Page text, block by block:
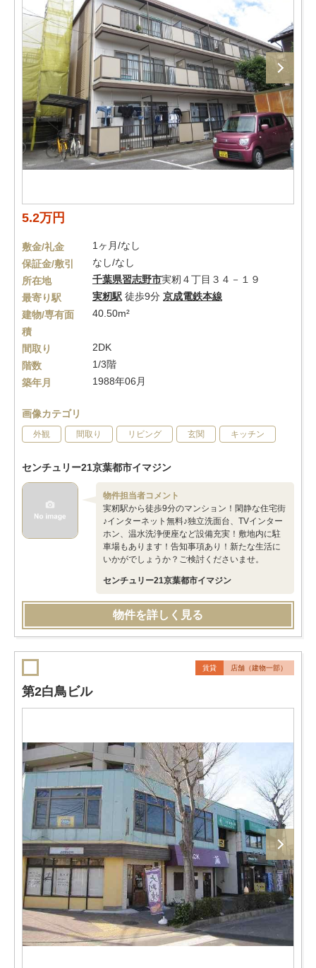
5.2万円
敷金/礼金
1ヶ月/なし
保証金/敷引
なし/なし
所在地
千葉県習志野市実籾４丁目３４－１９
最寄り駅
実籾駅 徒歩9分 京成電鉄本線
建物/専有面
積
40.50m²
間取り
2DK
階数
1/3階
築年月
1988年06月
画像カテゴリ
外観 間取り リビング 玄関 キッチン
センチュリー21京葉都市イマジン
物件担当者コメント
実籾駅から徒歩9分のマンション！閑静な住宅街
♪インターネット無料♪独立洗面台、TVインター
ホン、温水洗浄便座など設備充実！敷地内に駐
車場もあります！告知事項あり！新たな生活に
いかがでしょうか？ご検討くださいませ。
センチュリー21京葉都市イマジン
物件を詳しく見る
賃貸 店舗（建物一部）
第2白鳥ビル